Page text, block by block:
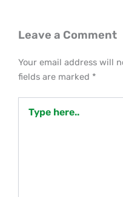
Leave a Comment
Your email address will
fields are marked *
here..